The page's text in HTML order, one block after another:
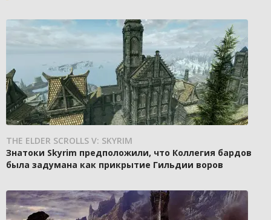
THE ELDER SCROLLS V: SKYRIM
Знатоки Skyrim предположили, что Коллегия бардов
была задумана как прикрытие Гильдии воров